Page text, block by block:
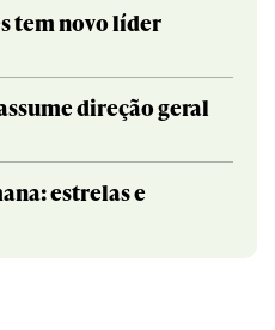
tem novo líder
direção geral
estrelas e